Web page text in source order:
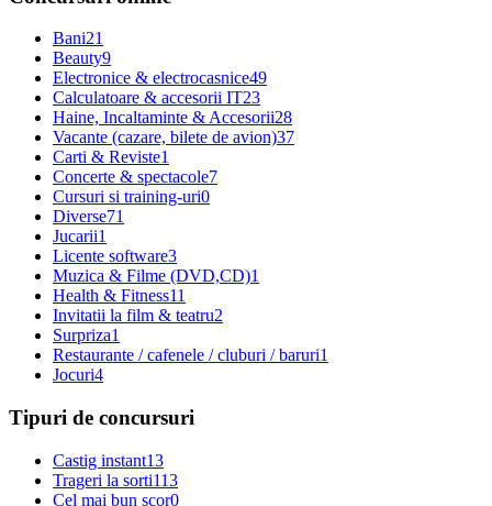
Bani21
Beauty9
Electronice & electrocasnice49
Calculatoare & accesorii IT23
Haine, Incaltaminte & Accesorii28
Vacante (cazare, bilete de avion)37
Carti & Reviste1
Concerte & spectacole7
Cursuri si training-uri0
Diverse71
Jucarii1
Licente software3
Muzica & Filme (DVD,CD)1
Health & Fitness11
Invitatii la film & teatru2
Surpriza1
Restaurante / cafenele / cluburi / baruri1
Jocuri4
Tipuri de concursuri
Castig instant13
Trageri la sorti113
Cel mai bun scor0